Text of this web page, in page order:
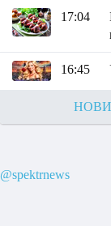
17:04
16:45
@spektrnews